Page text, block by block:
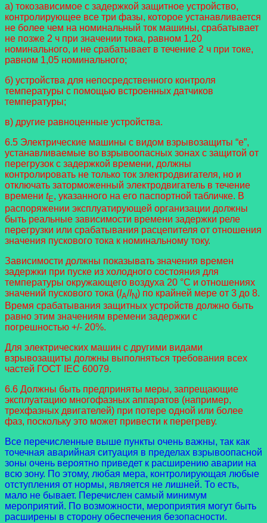
а) токозависимое с задержкой защитное устройство,
контролирующее все три фазы, которое устанавливается
не более чем на номинальный ток машины, срабатывает
не позже 2 ч при значении тока, равном 1,20
номинального, и не срабатывает в течение 2 ч при токе,
равном 1,05 номинального;
б) устройства для непосредственного контроля
температуры с помощью встроенных датчиков
температуры;
в) другие равноценные устройства.
6.5 Электрические машины с видом взрывозащиты “e”,
устанавливаемые во взрывоопасных зонах с защитой от
перегрузок с задержкой времени, должны
контролировать не только ток электродвигателя, но и
отключать заторможенный электродвигатель в течение
времени tE, указанного на его паспортной табличке. В
распоряжении эксплуатирующей организации должны
быть реальные зависимости времени задержки реле
перегрузки или срабатывания расцепителя от отношения
значения пускового тока к номинальному току.
Зависимости должны показывать значения времен
задержки при пуске из холодного состояния для
температуры окружающего воздуха 20 °C и отношениях
значений пускового тока (IA/IN) по крайней мере от 3 до 8.
Время срабатывания защитных устройств должно быть
равно этим значениям времени задержки с
погрешностью +/- 20%.
Для электрических машин с другими видами
взрывозащиты должны выполняться требования всех
частей ГОСТ IEC 60079.
6.6 Должны быть предприняты меры, запрещающие
эксплуатацию многофазных аппаратов (например,
трехфазных двигателей) при потере одной или более
фаз, поскольку это может привести к перегреву.
Все перечисленные выше пункты очень важны, так как
точечная аварийная ситуация в пределах взрывоопасной
зоны очень вероятно приведет к расширению аварии на
всю зону. По этому, любая мера, контролирующая любые
отступления от нормы, является не лишней. То есть,
мало не бывает. Перечислен самый минимум
мероприятий. По возможности, мероприятия могут быть
расширены в сторону обеспечения безопасности.